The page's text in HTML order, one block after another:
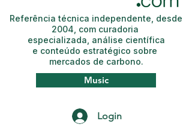
Login
Music
Referência técnica independente, desde
2004, com curadoria
especializada, análise científica
e conteúdo estratégico sobre
mercados de carbono.